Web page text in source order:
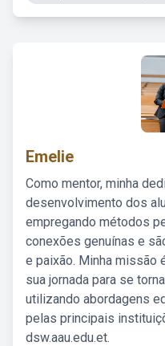
Emelie
Como mentor, minha
desenvolvimento dos
empregando métodos
conexões genuínas e
e paixão. Minha missão
sua jornada para se
utilizando abordagens
pelas principais
dsw.aau.edu.et.